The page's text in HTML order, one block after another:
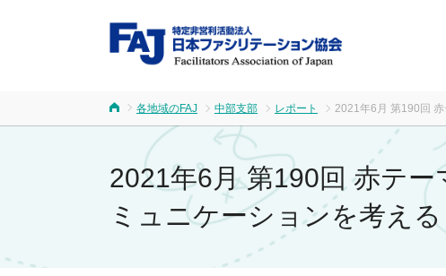
FAJ：
各地域のFAJ 中部支部 レポート 2021年6月 第190回
2021年6月 第190回 赤テ
ミュニケーションを考え